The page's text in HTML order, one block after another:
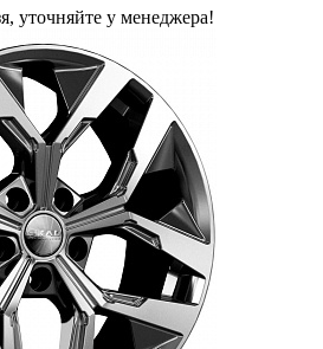
уточняйте у менеджера!